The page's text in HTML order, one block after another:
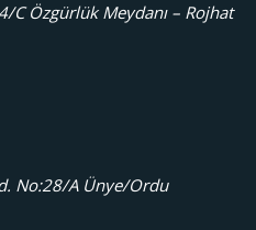
C Özgürlük Meydanı – Rojhat
No:28/A Ünye/Ordu